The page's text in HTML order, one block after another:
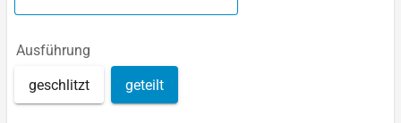
Ausführung
geschlitzt geteilt